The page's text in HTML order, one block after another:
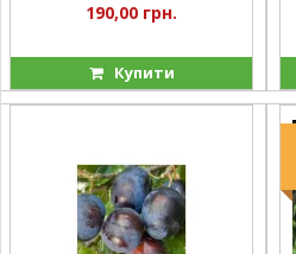
190,00 грн.
Купити